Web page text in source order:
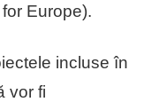
Europe).
incluse în
vor fi